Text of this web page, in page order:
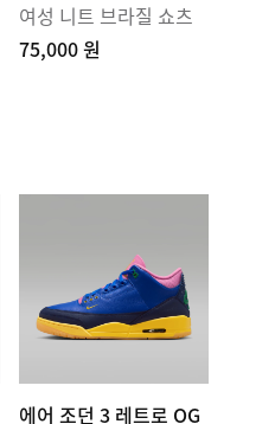
여성 니트 브라질 쇼츠
75,000 원
에어 조던 3 레트로 OG